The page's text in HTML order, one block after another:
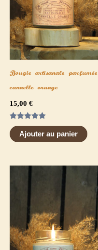
Bougie artisanale parfumée
cannelle orange
15,00 €
Note
5.00
sur 5
Ajouter au panier